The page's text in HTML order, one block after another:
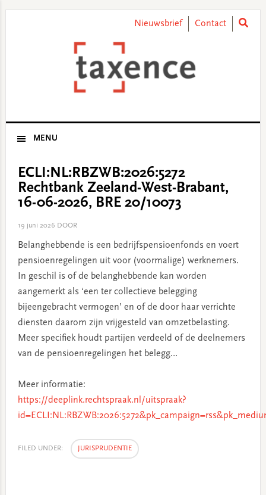
Nieuwsbrief Contact
MENU
ECLI:NL:RBZWB:2026:5272
Rechtbank Zeeland-West-Brabant,
16-06-2026, BRE 20/10073
19 juni 2026 DOOR
Belanghebbende is een bedrijfspensioenfonds en voert
pensioenregelingen uit voor (voormalige) werknemers.
In geschil is of de belanghebbende kan worden
aangemerkt als ‘een ter collectieve belegging
bijeengebracht vermogen’ en of de door haar verrichte
diensten daarom zijn vrijgesteld van omzetbelasting.
Meer specifiek houdt partijen verdeeld of de deelnemers
van de pensioenregelingen het belegg…
Meer informatie:
https://deeplink.rechtspraak.nl/uitspraak?
FILED UNDER: JURISPRUDENTIE